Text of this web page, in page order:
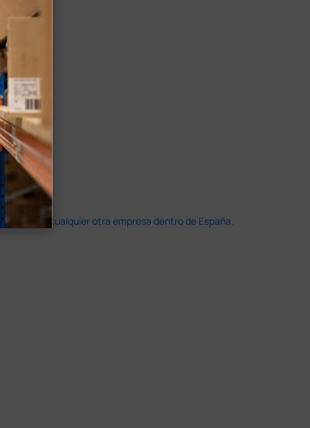
que en cualquier otra empresa dentro de España.